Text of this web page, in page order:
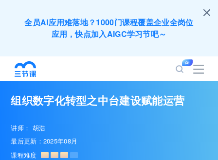
全员AI应用难落地？1000门课程覆盖企业全岗位
应用，快点加入AIGC学习节吧～
200+门DeepSeek应用课程免费体验，快带团队
培训人只给员工找学习资源，却忘记自己也要成长
出海业务到底要落地哪些国家才合适？国别文化与
组织数字化转型之中台建设赋能运营
讲师： 胡浩
最后更新：2025年08月
课程难度